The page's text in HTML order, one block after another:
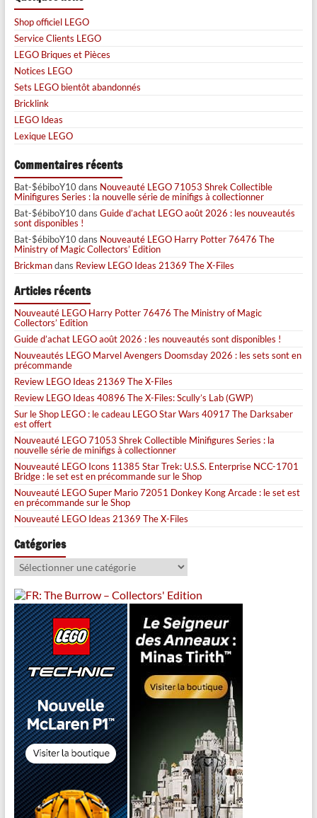
Shop officiel LEGO
Service Clients LEGO
LEGO Briques et Pièces
Notices LEGO
Sets LEGO bientôt abandonnés
Bricklink
LEGO Ideas
Lexique LEGO
Commentaires récents
Bat-$ébiboY10dans Nouveauté LEGO 71053 Shrek Collectible
Minifigures Series : la nouvelle série de minifigs à collectionner
Bat-$ébiboY10dans Guide d’achat LEGO août 2026 : les nouveautés
sont disponibles !
Bat-$ébiboY10dans Nouveauté LEGO Harry Potter 76476 The
Ministry of Magic Collectors’ Edition
Brickmandans Review LEGO Ideas 21369 The X-Files
Articles récents
Nouveauté LEGO Harry Potter 76476 The Ministry of Magic
Collectors’ Edition
Guide d’achat LEGO août 2026 : les nouveautés sont disponibles !
Nouveautés LEGO Marvel Avengers Doomsday 2026 : les sets sont en
précommande
Review LEGO Ideas 21369 The X-Files
Review LEGO Ideas 40896 The X-Files: Scully’s Lab (GWP)
Sur le Shop LEGO : le cadeau LEGO Star Wars 40917 The Darksaber
est offert
Nouveauté LEGO 71053 Shrek Collectible Minifigures Series : la
nouvelle série de minifigs à collectionner
Nouveauté LEGO Icons 11385 Star Trek: U.S.S. Enterprise NCC-1701
Bridge : le set est en précommande sur le Shop
Nouveauté LEGO Super Mario 72051 Donkey Kong Arcade : le set est
en précommande sur le Shop
Nouveauté LEGO Ideas 21369 The X-Files
Catégories
Catégories